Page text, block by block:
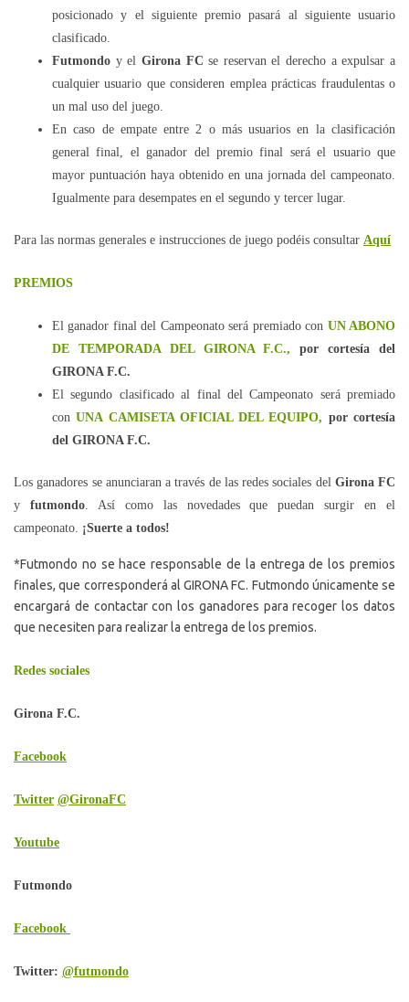
posicionado y el siguiente premio pasará al siguiente usuario
clasificado.
Futmondo y el Girona FC se reservan el derecho a expulsar a
cualquier usuario que consideren emplea prácticas fraudulentas o
un mal uso del juego.
En caso de empate entre 2 o más usuarios en la clasificación
general final, el ganador del premio final será el usuario que
mayor puntuación haya obtenido en una jornada del campeonato.
Igualmente para desempates en el segundo y tercer lugar.
Para las normas generales e instrucciones de juego podéis consultar Aquí
PREMIOS
El ganador final del Campeonato será premiado con UN ABONO
DE TEMPORADA DEL GIRONA F.C.,
por cortesía del
GIRONA F.C.
El segundo clasificado al final del Campeonato será premiado
conUNA CAMISETA OFICIAL DEL EQUIPO, por cortesía
del GIRONA F.C.
Los ganadores se anunciaran a través de las redes sociales del Girona FC
y
futmondo. Así como las novedades que puedan surgir en el
campeonato. ¡Suerte a todos!
*Futmondo no se hace responsable de la entrega de los premios
finales, que corresponderá al GIRONA FC. Futmondo únicamente se
encargará de contactar con los ganadores para recoger los datos
que necesiten para realizar la entrega de los premios.
Redes sociales
Girona F.C.
Facebook
Twitter @GironaFC
Youtube
Futmondo
Facebook
Twitter: @futmondo